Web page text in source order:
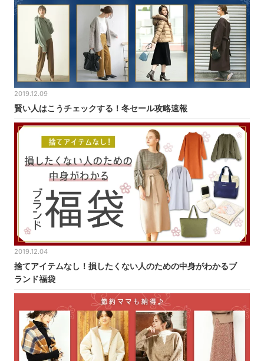
2019.12.09
賢い人はこうチェックする！冬セール攻略速報
2019.12.04
捨てアイテムなし！損したくない人のための中身がわかるブ
ランド福袋